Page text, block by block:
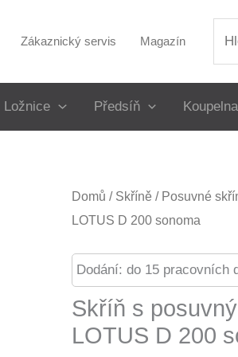
Zákaznický servis Magazín
Ložnice Předsíň Koupelna
Domů / Skříně / Posuvné
LOTUS D 200 sonoma
Dodání: do 15 pracovních
Skříň s
LOTUS D 200